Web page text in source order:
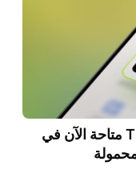
تداول في أي مكان: ThinkMarkets متاحة الآن في